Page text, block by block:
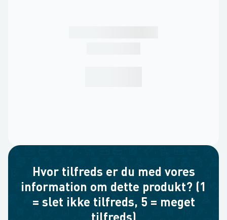
Hvor tilfreds er du med vores
information om dette produkt? (1
= slet ikke tilfreds, 5 = meget